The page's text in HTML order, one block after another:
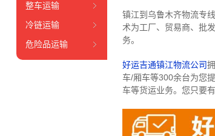
镇江到乌鲁木齐物流专
术为工厂、贸易商、批
务。
好运吉通镇江物流公司
车/厢车等300余台为您
车等货运业务。 您只要
整车运输
冷链运输
危险品运输